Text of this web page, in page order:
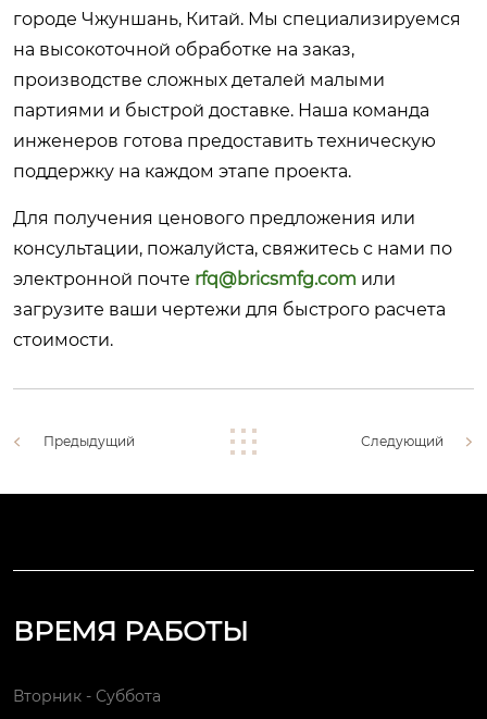
городе Чжуншань, Китай. Мы специализируемся
на высокоточной обработке на заказ,
производстве сложных деталей малыми
партиями и быстрой доставке. Наша команда
инженеров готова предоставить техническую
поддержку на каждом этапе проекта.
Для получения ценового предложения или
консультации, пожалуйста, свяжитесь с нами по
электронной почте rfq@bricsmfg.com или
загрузите ваши чертежи для быстрого расчета
стоимости.
Предыдущий Следующий
ВРЕМЯ РАБОТЫ
Вторник - Суббота